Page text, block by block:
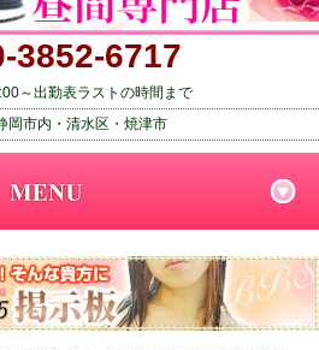
3852-6717
～出勤表ラストの時間まで
岡市内・清水区・焼津市